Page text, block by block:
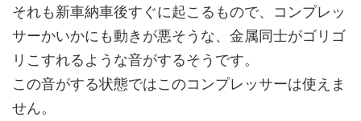
それも新車納車後すぐに起こるもので、コンプレッ
サーかいかにも動きが悪そうな、金属同士がゴリゴ
リこすれるような音がするそうです。
この音がする状態ではこのコンプレッサーは使えま
せん。